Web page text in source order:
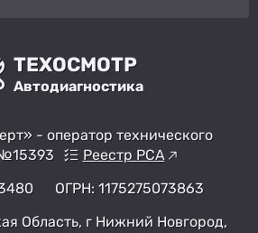
ТЕХОСМОТР
Автодиагностика
- оператор технического
Реестр РСА
ОГРН: 1175275073863
Область, г Нижний Новгород,